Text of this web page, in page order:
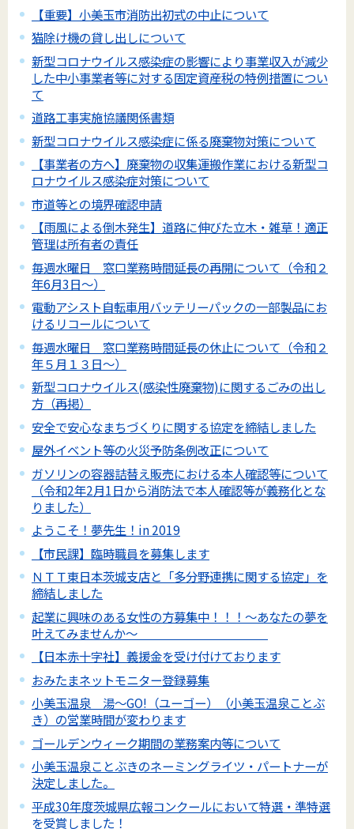
【重要】小美玉市消防出初式の中止について
猫除け機の貸し出しについて
新型コロナウイルス感染症の影響により事業収入が減少
した中小事業者等に対する固定資産税の特例措置につい
て
道路工事実施協議関係書類
新型コロナウイルス感染症に係る廃棄物対策について
【事業者の方へ】廃棄物の収集運搬作業における新型コ
ロナウイルス感染症対策について
市道等との境界確認申請
【雨風による倒木発生】道路に伸びた立木・雑草！適正
管理は所有者の責任
毎週水曜日 窓口業務時間延長の再開について（令和２
年6月3日～）
電動アシスト自転車用バッテリーパックの一部製品にお
けるリコールについて
毎週水曜日 窓口業務時間延長の休止について（令和２
年５月１３日～）
新型コロナウイルス(感染性廃棄物)に関するごみの出し
方（再掲）
安全で安心なまちづくりに関する協定を締結しました
屋外イベント等の火災予防条例改正について
ガソリンの容器詰替え販売における本人確認等について
（令和2年2月1日から消防法で本人確認等が義務化とな
りました）
ようこそ！夢先生！in 2019
【市民課】臨時職員を募集します
ＮＴＴ東日本茨城支店と「多分野連携に関する協定」を
締結しました
起業に興味のある女性の方募集中！！！～あなたの夢を
叶えてみませんか～
【日本赤十字社】義援金を受け付けております
おみたまネットモニター登録募集
小美玉温泉 湯～GO!（ユーゴー）（小美玉温泉ことぶ
き）の営業時間が変わります
ゴールデンウィーク期間の業務案内等について
小美玉温泉ことぶきのネーミングライツ・パートナーが
決定しました。
平成30年度茨城県広報コンクールにおいて特選・準特選
を受賞しました！